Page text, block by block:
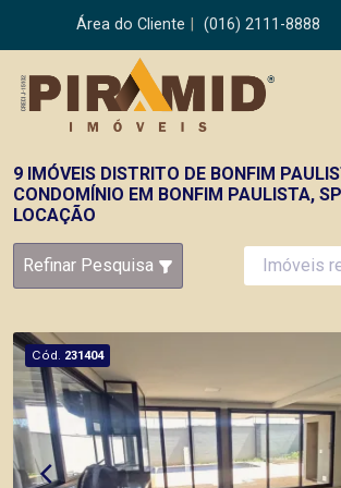
Área do Cliente (016) 2111-8888
9 IMÓVEIS DISTRITO DE BONFIM
CONDOMÍNIO EM BONFIM PAULISTA,
LOCAÇÃO
Refinar Pesquisa
Cód. 231404